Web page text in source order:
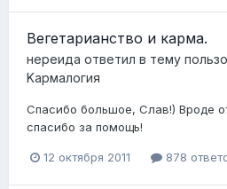
Вегетарианство и карма.
нереида ответил в тему
Kармалогия
Спасибо большое, Слав!) Вроде
спасибо за помощь!
12 октября 2011 878